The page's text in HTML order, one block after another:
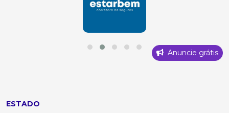
Anuncie grátis
ESTADO